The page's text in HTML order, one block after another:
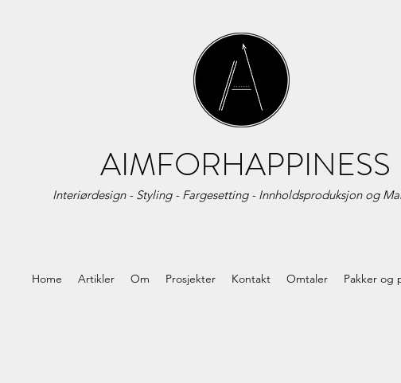
AIMFORHAPPINESS
Interiørdesign - Styling - Fargesetting - Innholdsproduksjon og
Home Artikler Om Prosjekter Kontakt Omtaler Pakker og